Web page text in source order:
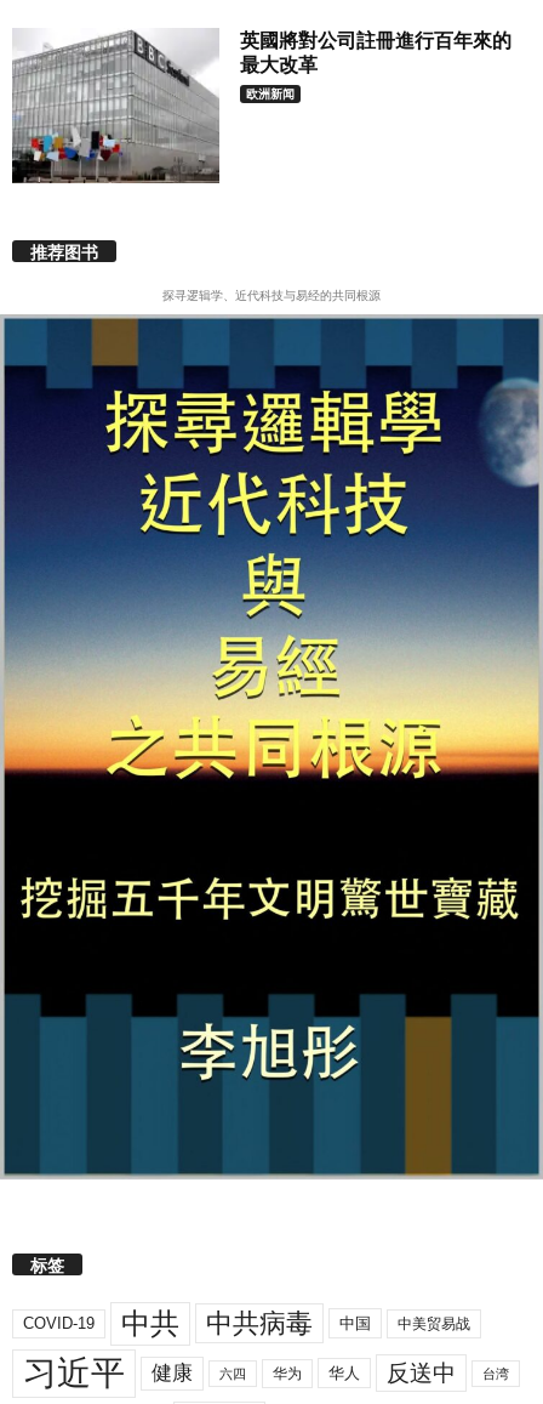
英國將對公司註冊進行百年來的
最大改革
欧洲新闻
推荐图书
探寻逻辑学、近代科技与易经的共同根源
标签
COVID-19 中共 中共病毒 中国 中美贸易战
习近平 健康 六四 华为 华人 反送中 台湾